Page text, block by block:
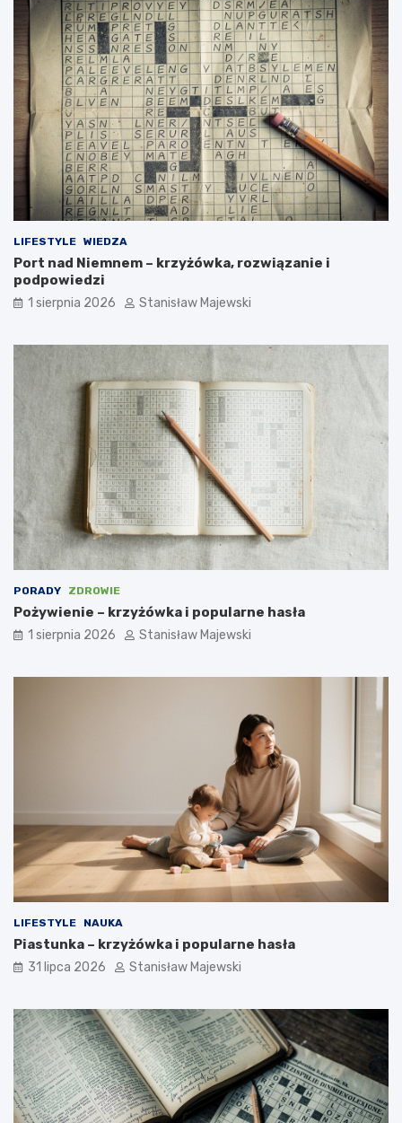
LIFESTYLE WIEDZA
Port nad Niemnem – krzyżówka, rozwiązanie i
podpowiedzi
1 sierpnia 2026 Stanisław Majewski
PORADY ZDROWIE
Pożywienie – krzyżówka i popularne hasła
1 sierpnia 2026 Stanisław Majewski
LIFESTYLE NAUKA
Piastunka – krzyżówka i popularne hasła
31 lipca 2026 Stanisław Majewski